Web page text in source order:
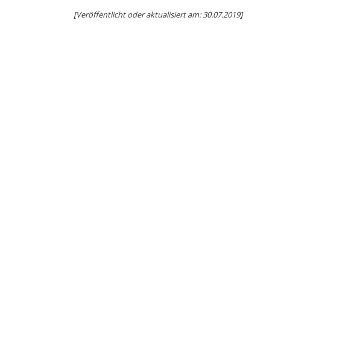
[Veröffentlicht oder aktualisiert am: 30.07.2019]